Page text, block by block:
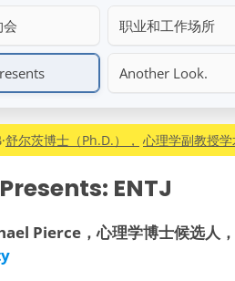
会 职业和工作场所
Another Look.
舒尔茨博士（Ph.D.）， 心理学副教授
ENTJ
Pierce ，心理学博士候选人